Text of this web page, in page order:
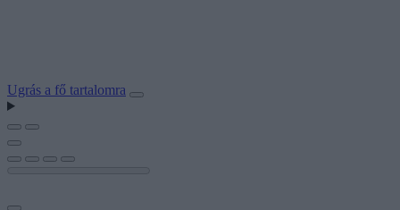
Ugrás a fő tartalomra